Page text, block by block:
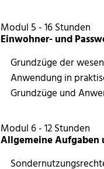
Modul 5 - 16 Stunden
Einwohner- und
Grundzüge der
Anwendung in
Grundzüge und
Modul 6 - 12 Stunden
Allgemeine Aufgaben